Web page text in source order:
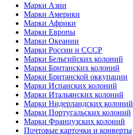
Марки Азии
Марки Америки
Марки Африки
Марки Европы
Марки Океании
Марки России и СССР
Марки Бельгийских колоний
Марки Британских колоний
Марки Британской оккупации
Марки Испанских колоний
Марки Итальянских колоний
Марки Нидерландских колоний
Марки Португальских колоний
Марки Французских колоний
Почтовые карточки и конверты